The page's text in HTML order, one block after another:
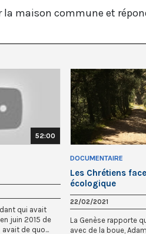
la maison commune et
52:00
qui avait
juin 2015 de
avait de quo...
DOCUMENTAIRE
Les Chrétiens
écologique
22/02/2021
La Genèse rapporte
avec de la boue,